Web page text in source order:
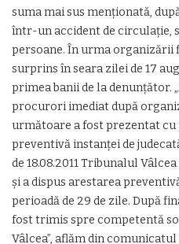
suma mai sus menționată,
într-un accident de circulație,
persoane. În urma organizării
surprins în seara zilei de 17
primea banii de la denunțător.
procurori imediat după
următoare a fost prezentat cu
preventivă instanței de
de 18.08.2011 Tribunalul
și a dispus arestarea
perioadă de 29 de zile. După
fost trimis spre competentă
Vâlcea”, aflăm din